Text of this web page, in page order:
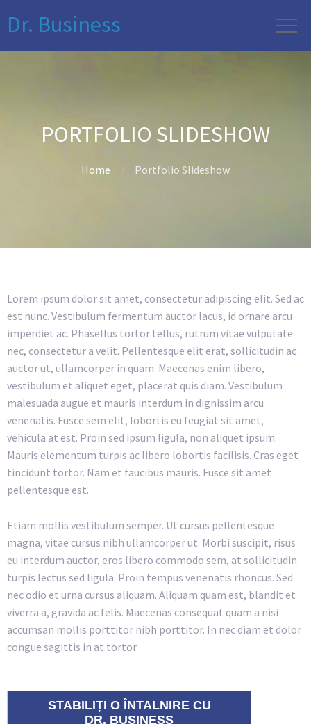
Dr. Business
PORTFOLIO SLIDESHOW
Home Portfolio Slideshow
Lorem ipsum dolor sit amet, consectetur adipiscing elit. Sed ac
est nunc. Vestibulum fermentum auctor lacus, id ornare arcu
imperdiet ac. Phasellus tortor tellus, rutrum vitae vulputate
nec, consectetur a velit. Pellentesque elit erat, sollicitudin ac
auctor ut, ullamcorper in quam. Maecenas enim libero,
vestibulum et aliquet eget, placerat quis diam. Vestibulum
malesuada augue et mauris interdum in dignissim arcu
venenatis. Fusce sem elit, lobortis eu feugiat sit amet,
vehicula at est. Proin sed ipsum ligula, non aliquet ipsum.
Mauris elementum turpis ac libero lobortis facilisis. Cras eget
tincidunt tortor. Nam et faucibus mauris. Fusce sit amet
pellentesque est.
Etiam mollis vestibulum semper. Ut cursus pellentesque
magna, vitae cursus nibh ullamcorper ut. Morbi suscipit, risus
eu interdum auctor, eros libero commodo sem, at sollicitudin
turpis lectus sed ligula. Proin tempus venenatis rhoncus. Sed
nec odio et urna cursus aliquam. Aliquam quam est, blandit et
viverra a, gravida ac felis. Maecenas consequat quam a nisi
accumsan mollis porttitor nibh porttitor. In nec diam et dolor
congue sagittis in at tortor.
STABILIȚI O ÎNTALNIRE CU
DR. BUSINESS